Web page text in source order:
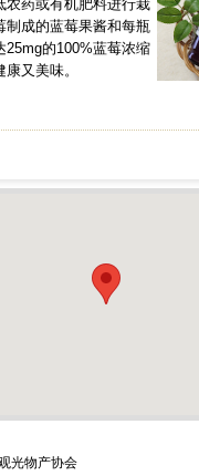
农药或有机肥料进行栽
制成的蓝莓果酱和每瓶
25mg的100%蓝莓浓缩
又美味。
光物产协会